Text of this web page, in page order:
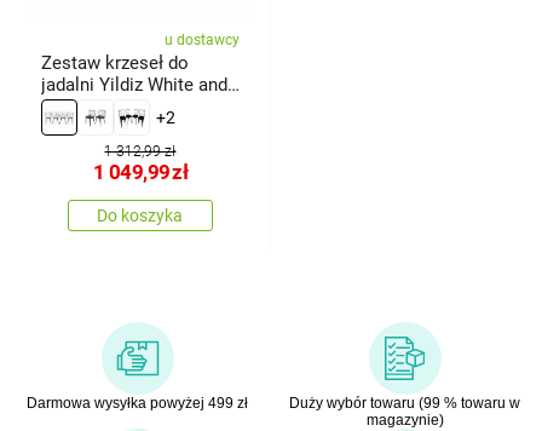
u dostawcy
Zestaw krzeseł do
jadalni Yildiz White and
Black, 4 szt.
+2
1 312,99 zł
1 049,99zł
Do koszyka
Darmowa wysyłka powyżej 499 zł
Duży wybór towaru (99 % towaru w
magazynie)